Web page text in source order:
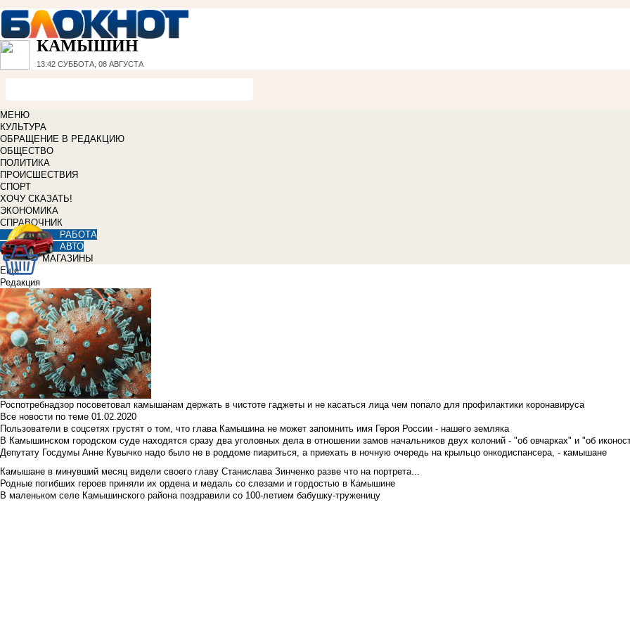
КАМЫШИН
13:42 СУББОТА, 08 АВГУСТА
МЕНЮ
КУЛЬТУРА
ОБРАЩЕНИЕ В РЕДАКЦИЮ
ОБЩЕСТВО
ПОЛИТИКА
ПРОИСШЕСТВИЯ
СПОРТ
ХОЧУ СКАЗАТЬ!
ЭКОНОМИКА
СПРАВОЧНИК
РАБОТА
АВТО
МАГАЗИНЫ
Еще
Редакция
Роспотребнадзор посоветовал камышанам держать в чистоте гаджеты и не касаться лица чем попало для профилактики коронавируса
Все новости по теме 01.02.2020
Пользователи в соцсетях грустят о том, что глава Камышина не может запомнить имя Героя России - нашего земляка
В Камышинском городском суде находятся сразу два уголовных дела в отношении замов начальников двух колоний - "об овчарках" и "об
Депутату Госдумы Анне Кувычко надо было не в роддоме пиариться, а приехать в ночную очередь на крыльцо онкодиспансера, - камышане
Камышане в минувший месяц видели своего главу Станислава Зинченко разве что на портрета...
Родные погибших героев приняли их ордена и медаль со слезами и гордостью в Камышине
В маленьком селе Камышинского района поздравили со 100-летием бабушку-труженицу